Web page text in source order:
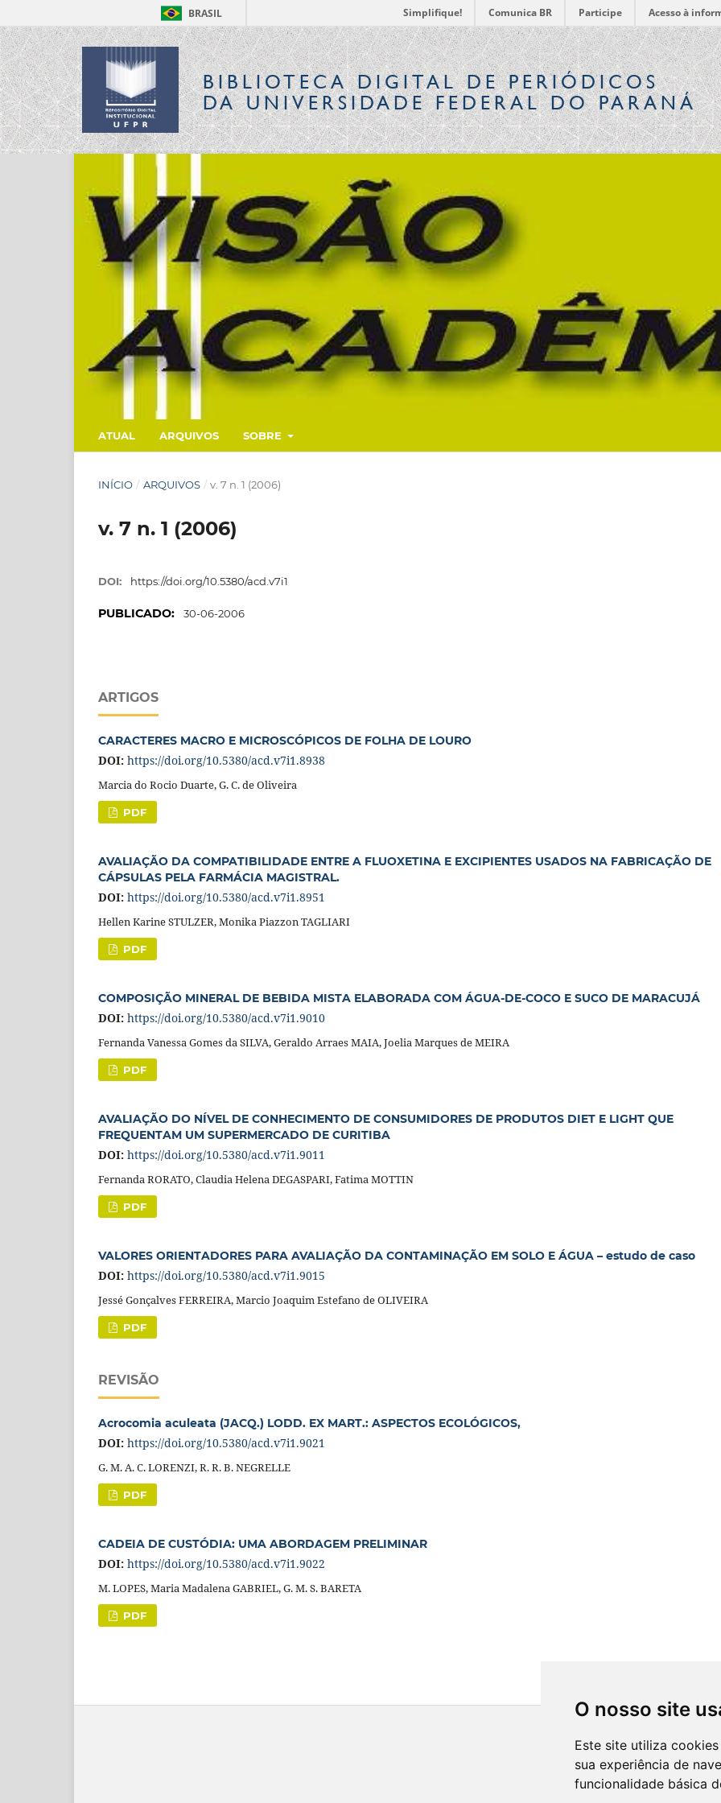
O nosso site
Este site utiliza
sua experiência de
funcionalidade básica
BRASIL Simplifique! Comunica BR Participe Acesso à
BIBLIOTECA DIGITALDE PERIÓDICOS
DA UNIVERSIDADE FEDERAL DO PARANÁ
ATUAL ARQUIVOS SOBRE
INÍCIO / ARQUIVOS / v. 7 n. 1 (2006)
v. 7 n. 1 (2006)
DOI: https://doi.org/10.5380/acd.v7i1
PUBLICADO: 30-06-2006
ARTIGOS
CARACTERES MACRO E MICROSCÓPICOS DE FOLHA DE LOURO
DOI: https://doi.org/10.5380/acd.v7i1.8938
Marcia do Rocio Duarte, G. C. de Oliveira
PDF
AVALIAÇÃO DA COMPATIBILIDADE ENTRE A FLUOXETINA E EXCIPIENTES USADOS NA FABRICAÇÃO DE
CÁPSULAS PELA FARMÁCIA MAGISTRAL.
DOI: https://doi.org/10.5380/acd.v7i1.8951
Hellen Karine STULZER, Monika Piazzon TAGLIARI
PDF
COMPOSIÇÃO MINERAL DE BEBIDA MISTA ELABORADA COM ÁGUA-DE-COCO E SUCO DE MARACUJÁ
DOI: https://doi.org/10.5380/acd.v7i1.9010
Fernanda Vanessa Gomes da SILVA, Geraldo Arraes MAIA, Joelia Marques de MEIRA
PDF
AVALIAÇÃO DO NÍVEL DE CONHECIMENTO DE CONSUMIDORES DE PRODUTOS DIET E LIGHT QUE
FREQUENTAM UM SUPERMERCADO DE CURITIBA
DOI: https://doi.org/10.5380/acd.v7i1.9011
Fernanda RORATO, Claudia Helena DEGASPARI, Fatima MOTTIN
PDF
VALORES ORIENTADORES PARA AVALIAÇÃO DA CONTAMINAÇÃO EM SOLO E ÁGUA – estudo de caso
DOI: https://doi.org/10.5380/acd.v7i1.9015
Jessé Gonçalves FERREIRA, Marcio Joaquim Estefano de OLIVEIRA
PDF
REVISÃO
Acrocomia aculeata (JACQ.) LODD. EX MART.: ASPECTOS ECOLÓGICOS,
DOI: https://doi.org/10.5380/acd.v7i1.9021
G. M. A. C. LORENZI, R. R. B. NEGRELLE
PDF
CADEIA DE CUSTÓDIA: UMA ABORDAGEM PRELIMINAR
DOI: https://doi.org/10.5380/acd.v7i1.9022
M. LOPES, Maria Madalena GABRIEL, G. M. S. BARETA
PDF